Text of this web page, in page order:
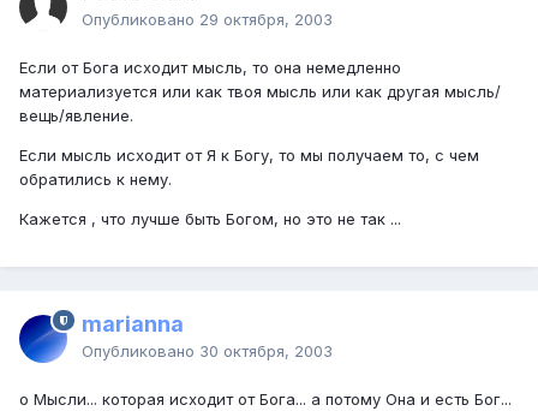
Опубликовано 29 октября, 2003
Если от Бога исходит мысль, то она немедленно
материализуется или как твоя мысль или как другая мысль/
вещь/явление.
Если мысль исходит от Я к Богу, то мы получаем то, с чем
обратились к нему.
Кажется , что лучше быть Богом, но это не так ...
marianna
Опубликовано 30 октября, 2003
о Мысли... которая исходит от Бога... а потому Она и есть Бог...